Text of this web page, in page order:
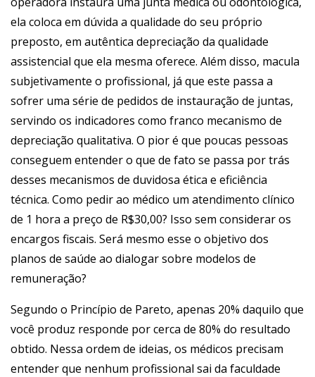
ela coloca em dúvida a qualidade do seu próprio
preposto, em autêntica depreciação da qualidade
assistencial que ela mesma oferece. Além disso, macula
subjetivamente o profissional, já que este passa a
sofrer uma série de pedidos de instauração de juntas,
servindo os indicadores como franco mecanismo de
depreciação qualitativa. O pior é que poucas pessoas
conseguem entender o que de fato se passa por trás
desses mecanismos de duvidosa ética e eficiência
técnica. Como pedir ao médico um atendimento clínico
de 1 hora a preço de R$30,00? Isso sem considerar os
encargos fiscais. Será mesmo esse o objetivo dos
planos de saúde ao dialogar sobre modelos de
remuneração?
Segundo o Princípio de Pareto, apenas 20% daquilo que
você produz responde por cerca de 80% do resultado
obtido. Nessa ordem de ideias, os médicos precisam
entender que nenhum profissional sai da faculdade